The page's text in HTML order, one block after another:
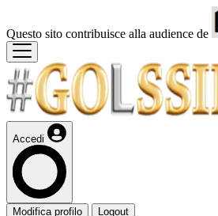
Questo sito contribuisce alla audience de
Accedi
Modifica profilo Logout